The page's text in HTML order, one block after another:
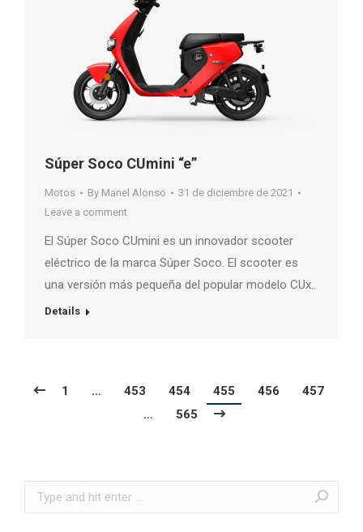
Súper Soco CUmini “e”
Motos By Manel Alonso
31 de diciembre de 2021
Leave a comment
El Súper Soco CUmini es un innovador scooter
eléctrico de la marca Súper Soco. El scooter es
una versión más pequeña del popular modelo CUx..
Details
1 … 453 454 455 456
457
…
565
Search: